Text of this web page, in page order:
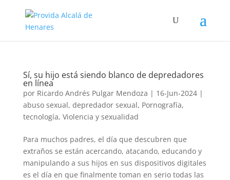
Sí, su hijo está siendo blanco de depredadores
en línea
por Ricardo Andrés Pulgar Mendoza | 16-Jun-2024|
abuso sexual, depredador sexual, Pornografía,
tecnología, Violencia y sexualidad
Para muchos padres, el día que descubren que
extraños se están acercando, atacando, educando y
manipulando a sus hijos en sus dispositivos digitales
es el día en que finalmente toman en serio todas las